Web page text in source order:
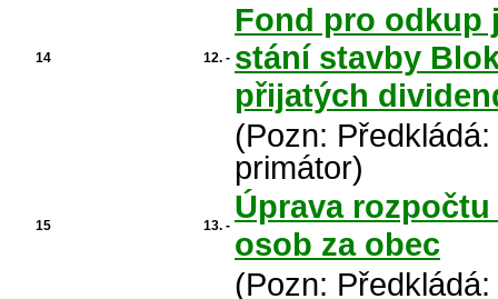
14 12. -
Fond pro odkup
stání stavby
přijatých
(Pozn:
primátor)
15 13. -
Úprava
osob za obec
(Pozn: